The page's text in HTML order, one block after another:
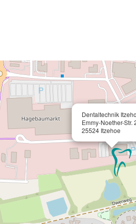
Dentaltechnik
Emmy-Noether-Str.
25524 Itzehoe